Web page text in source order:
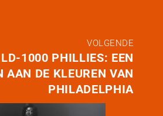
VOLGENDE
1000 PHILLIES: EEN
AAN DE KLEUREN VAN
PHILADELPHIA